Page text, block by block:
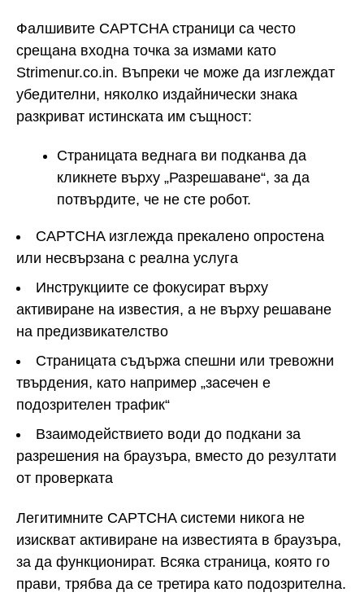
Фалшивите CAPTCHA страници са често
срещана входна точка за измами като
Strimenur.co.in. Въпреки че може да изглеждат
убедителни, няколко издайнически знака
разкриват истинската им същност:
Страницата веднага ви подканва да
кликнете върху „Разрешаване“, за да
потвърдите, че не сте робот.
CAPTCHA изглежда прекалено опростена
или несвързана с реална услуга
Инструкциите се фокусират върху
активиране на известия, а не върху решаване
на предизвикателство
Страницата съдържа спешни или тревожни
твърдения, като например „засечен е
подозрителен трафик“
Взаимодействието води до подкани за
разрешения на браузъра, вместо до резултати
от проверката
Легитимните CAPTCHA системи никога не
изискват активиране на известията в браузъра,
за да функционират. Всяка страница, която го
прави, трябва да се третира като подозрителна.